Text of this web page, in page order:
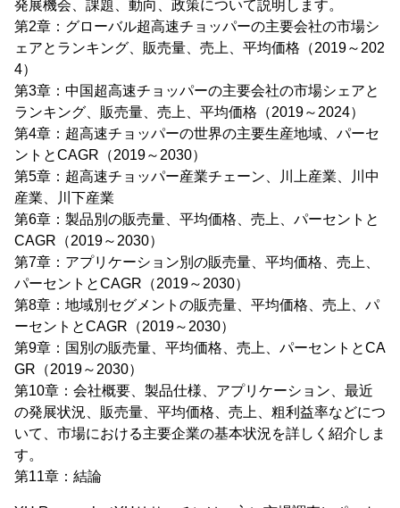
発展機会、課題、動向、政策について説明します。
第2章：グローバル超高速チョッパーの主要会社の市場シ
ェアとランキング、販売量、売上、平均価格（2019～202
4）
第3章：中国超高速チョッパーの主要会社の市場シェアと
ランキング、販売量、売上、平均価格（2019～2024）
第4章：超高速チョッパーの世界の主要生産地域、パーセ
ントとCAGR（2019～2030）
第5章：超高速チョッパー産業チェーン、川上産業、川中
産業、川下産業
第6章：製品別の販売量、平均価格、売上、パーセントと
CAGR（2019～2030）
第7章：アプリケーション別の販売量、平均価格、売上、
パーセントとCAGR（2019～2030）
第8章：地域別セグメントの販売量、平均価格、売上、パ
ーセントとCAGR（2019～2030）
第9章：国別の販売量、平均価格、売上、パーセントとCA
GR（2019～2030）
第10章：会社概要、製品仕様、アプリケーション、最近
の発展状況、販売量、平均価格、売上、粗利益率などにつ
いて、市場における主要企業の基本状況を詳しく紹介しま
す。
第11章：結論